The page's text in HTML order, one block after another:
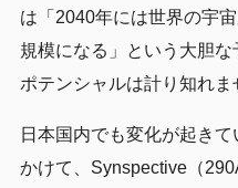
は「2040年には世界の宇
規模になる」という大胆
ポテンシャルは計り知れま
日本国内でも変化が起き
かけて、Synspective（